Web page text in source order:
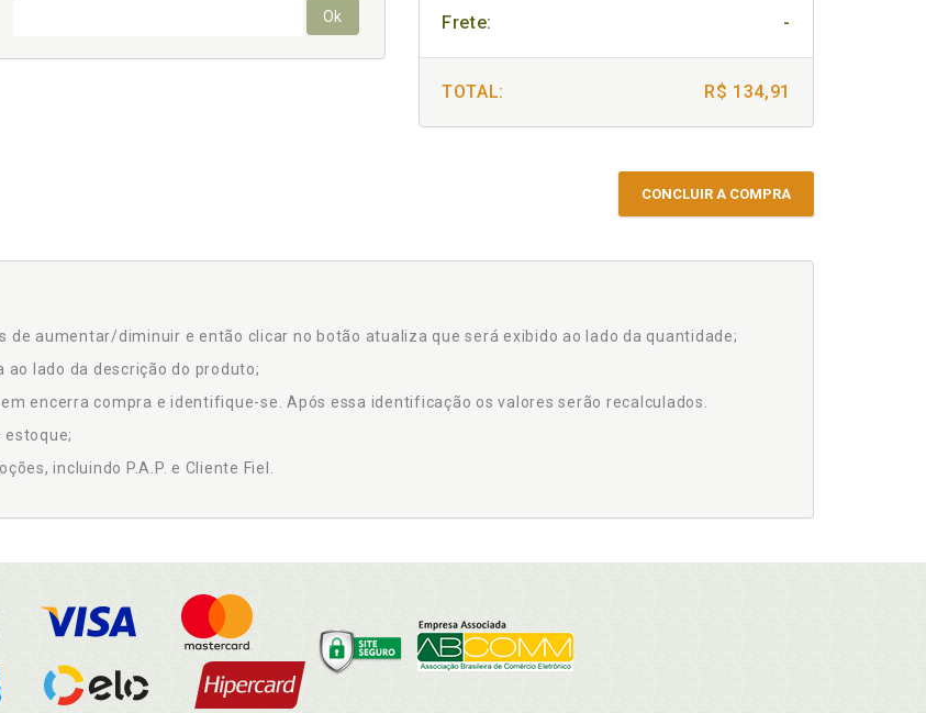
Ok Frete: -
TOTAL: R$ 134,91
CONCLUIR A COMPRA
de aumentar/diminuir e então clicar no botão atualiza que será exibido ao lado da quantidade;
lado da descrição do produto;
encerra compra e identifique-se. Após essa identificação os valores serão recalculados.
estoque;
incluindo P.A.P. e Cliente Fiel.